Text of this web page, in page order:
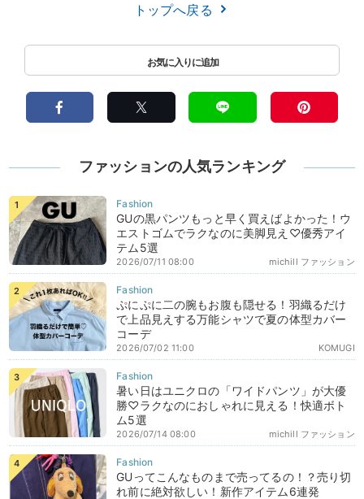
トップへ戻る
ファッションの人気ランキング
GUの黒パンツもっと早く買えばよかった！ウ
エストゴムでラクなのに美脚見え♡優秀アイ
テム5選
michill ファッション
2026/07/11 08:00
ぷにぷに二の腕もお腹も隠せる！羽織るだけ
で上品見えする万能シャツで夏の体型カバー
コーデ
KOMUGI
2026/07/02 11:00
暑い日はユニクロの「ワイドパンツ」が大優
勝♡ラクなのにおしゃれに見える！快適ボト
ム5選
michill ファッション
2026/07/14 08:00
GUってこんなものまで売ってるの！？売り切
れ前に絶対欲しい！新作アイテム6連発